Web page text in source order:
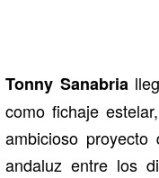
Tonny Sanabria
como fichaje
ambicioso
andaluz entre los